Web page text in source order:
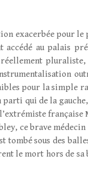
exacerbée pour
au palais
réellement
pour la simple
qui de la
française
ce brave
sous des
le mort hors de